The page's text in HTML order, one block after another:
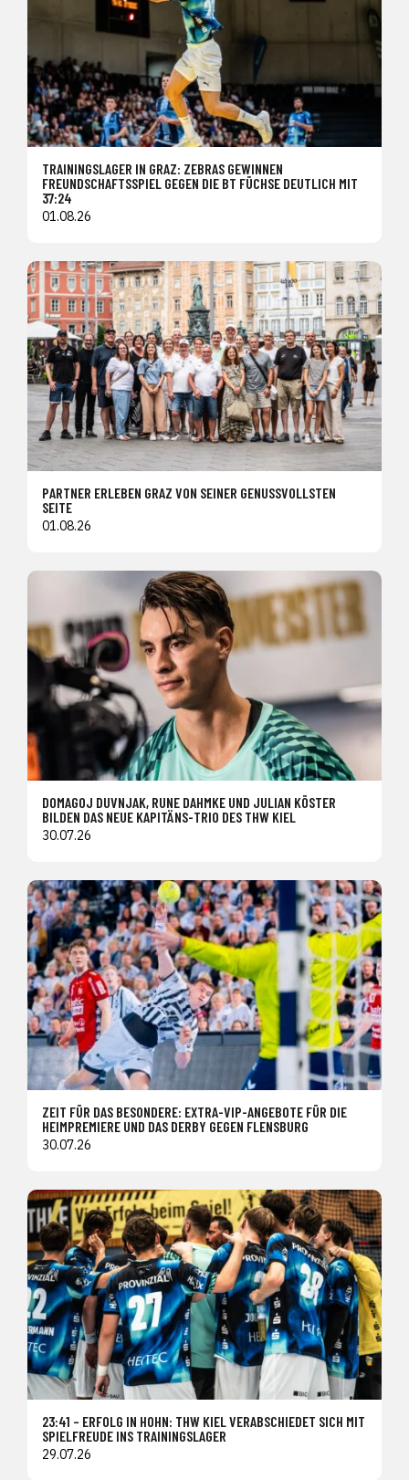
TRAININGSLAGER IN GRAZ: ZEBRAS GEWINNEN
FREUNDSCHAFTSSPIEL GEGEN DIE BT FÜCHSE DEUTLICH MIT
37:24
01.08.26
PARTNER ERLEBEN GRAZ VON SEINER GENUSSVOLLSTEN
SEITE
01.08.26
DOMAGOJ DUVNJAK, RUNE DAHMKE UND JULIAN KÖSTER
BILDEN DAS NEUE KAPITÄNS-TRIO DES THW KIEL
30.07.26
ZEIT FÜR DAS BESONDERE: EXTRA-VIP-ANGEBOTE FÜR DIE
HEIMPREMIERE UND DAS DERBY GEGEN FLENSBURG
30.07.26
23:41 – ERFOLG IN HOHN: THW KIEL VERABSCHIEDET SICH MIT
SPIELFREUDE INS TRAININGSLAGER
29.07.26